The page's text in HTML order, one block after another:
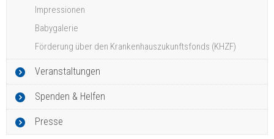
Impressionen
Babygalerie
Förderung über den Krankenhauszukunftsfonds (KHZF)
Veranstaltungen
Spenden & Helfen
Presse